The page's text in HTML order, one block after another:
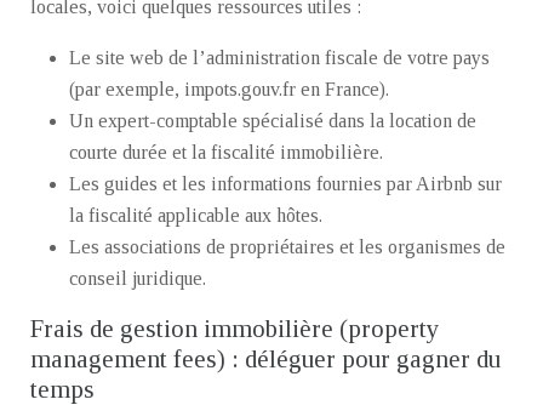
locales, voici quelques ressources utiles :
Le site web de l’administration fiscale de votre pays
(par exemple, impots.gouv.fr en France).
Un expert-comptable spécialisé dans la location de
courte durée et la fiscalité immobilière.
Les guides et les informations fournies par Airbnb sur
la fiscalité applicable aux hôtes.
Les associations de propriétaires et les organismes de
conseil juridique.
Frais de gestion immobilière (property
management fees) : déléguer pour gagner du
temps